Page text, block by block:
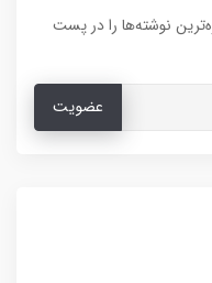
نوشته‌ها را در پست
عضویت